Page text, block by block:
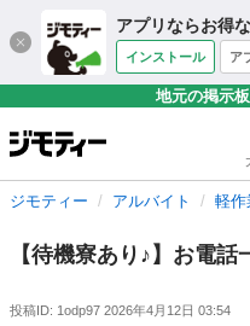
アプリならお得
インストール ア
地元の掲示
ジモティー アルバイト 軽作
【待機寮あり♪】お電
投稿ID: 1odp97 2026年4月12日 03:54